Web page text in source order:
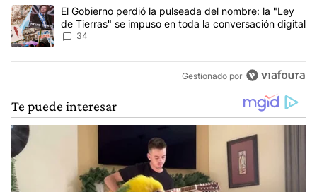
Un artículo de tendencia con el título "El Gobierno perdió la
El Gobierno perdió la pulseada del nombre: la "Ley
de Tierras" se impuso en toda la conversación digital
34
Gestionado por